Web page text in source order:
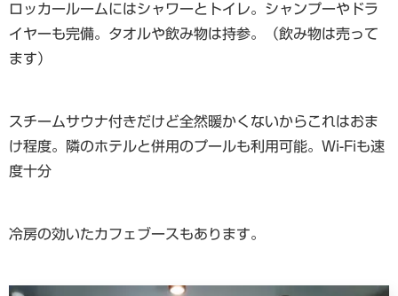
ロッカールームにはシャワーとトイレ。シャンプーやドラ
イヤーも完備。タオルや飲み物は持参。（飲み物は売って
ます）
スチームサウナ付きだけど全然暖かくないからこれはおま
け程度。隣のホテルと併用のプールも利用可能。Wi-Fiも速
度十分
冷房の効いたカフェブースもあります。